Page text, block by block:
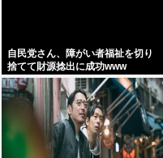
自民党さん、障がい者福祉を切り
捨てて財源捻出に成功www